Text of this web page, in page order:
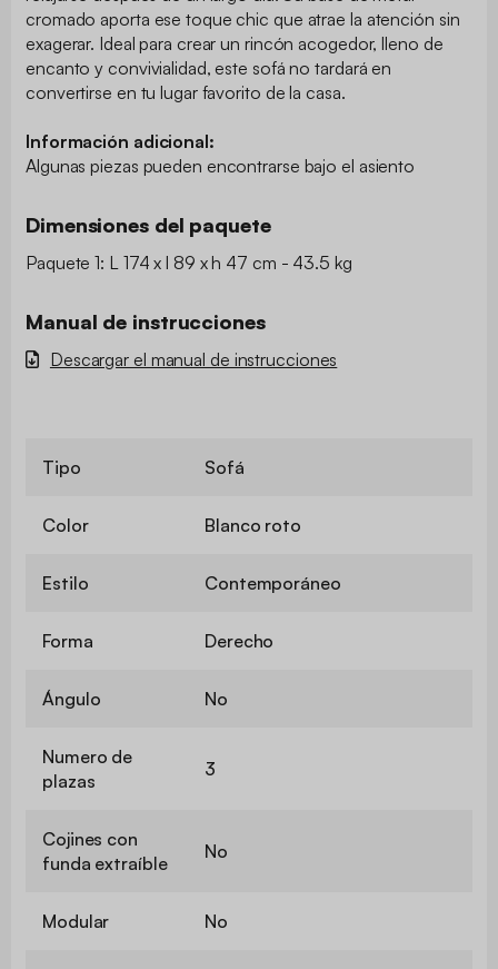
cromado aporta ese toque chic que atrae la atención sin
exagerar. Ideal para crear un rincón acogedor, lleno de
encanto y convivialidad, este sofá no tardará en
convertirse en tu lugar favorito de la casa.
Información adicional:
Algunas piezas pueden encontrarse bajo el asiento
Dimensiones del paquete
Paquete 1: L 174 x l 89 x h 47 cm - 43.5 kg
Manual de instrucciones
Descargar el manual de instrucciones
Tipo Sofá
Color Blanco roto
Estilo Contemporáneo
Forma Derecho
Ángulo No
Numero de
plazas
3
Cojines con
funda extraíble
No
Modular No